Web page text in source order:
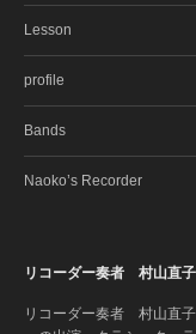
Lesson
profile
Bands
Naoko’s Recorder
リコーダー奏者 村山直子
リコーダー奏者 村山直